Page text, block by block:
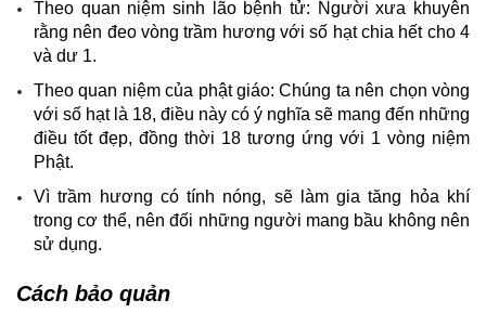
Theo quan niệm sinh lão bệnh tử: Người xưa khuyên
rằng nên đeo vòng trầm hương với số hạt chia hết cho 4
và dư 1.
Theo quan niệm của phật giáo: Chúng ta nên chọn vòng
với số hạt là 18, điều này có ý nghĩa sẽ mang đến những
điều tốt đẹp, đồng thời 18 tương ứng với 1 vòng niệm
Phật.
Vì trầm hương có tính nóng, sẽ làm gia tăng hỏa khí
trong cơ thể, nên đối những người mang bầu không nên
sử dụng.
Cách bảo quản